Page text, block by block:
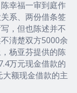
幸福一审到庭作
系、两份借条签
，但也陈述并不
淸楚双方5000余
杨亚芬提供的陈
万元现金借款的
额现金借款的主